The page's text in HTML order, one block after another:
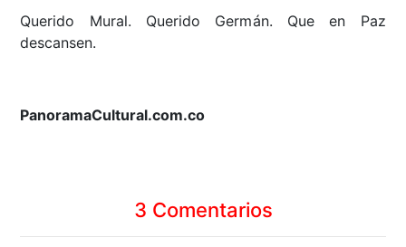
Querido Mural. Querido Germán. Que en Paz
descansen.
PanoramaCultural.com.co
3 Comentarios